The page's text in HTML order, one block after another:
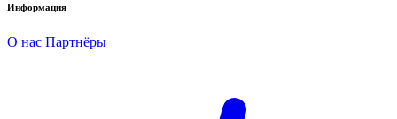
Информация
О нас Партнёры